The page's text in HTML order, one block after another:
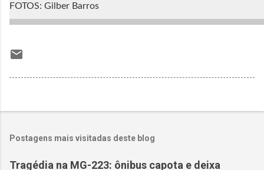
FOTOS: Gilber Barros
Postagens mais visitadas deste blog
Tragédia na MG-223: ônibus capota e deixa